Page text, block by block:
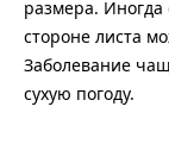
размера.
стороне листа
Заболевание
сухую погоду.